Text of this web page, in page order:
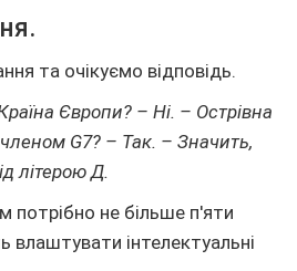
та очікуємо відповідь.
Європи? – Ні. – Острівна
G7? – Так. – Значить,
літерою Д.
потрібно не більше п'яти
влаштувати інтелектуальні